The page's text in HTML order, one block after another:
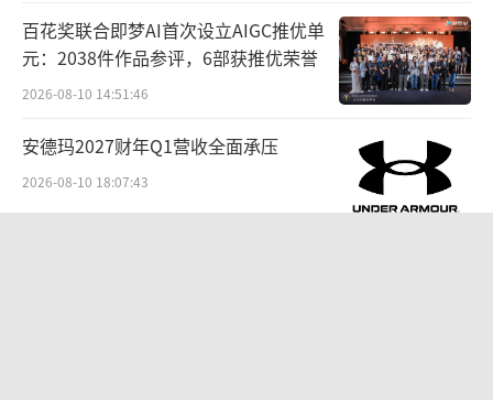
3.8%。
美国是鲟龙科技最大的单一市场，2025年
贡献收入2.16亿元，占比达28.0%；德国、法
国、俄罗斯等欧洲国家合计约占29.8%。
在海外市场，鲟龙科技以第三方品牌为
百花奖联合即梦AI首次设立AIGC推优单
元：2038件作品参评，6部获推优荣誉
2026-08-10 14:51:46
安德玛2027财年Q1营收全面承压
2026-08-10 18:07:43